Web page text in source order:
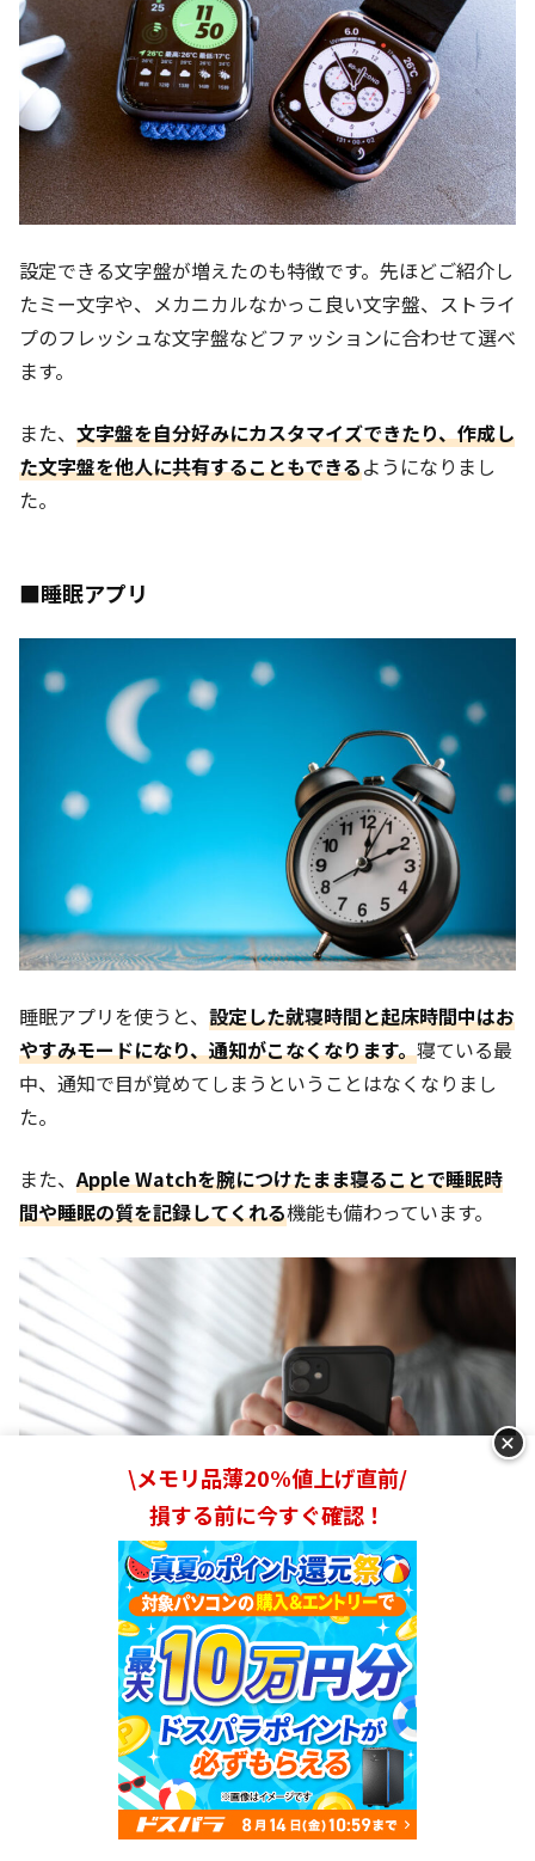
設定できる文字盤が増えたのも特徴です。先ほどご紹介し
たミー文字や、メカニカルなかっこ良い文字盤、ストライ
プのフレッシュな文字盤などファッションに合わせて選べ
ます。
また、 文字盤を自分好みにカスタマイズできたり、作成し
た文字盤を他人に共有することもできるようになりまし
た。
■睡眠アプリ
睡眠アプリを使うと、 設定した就寝時間と起床時間中はお
やすみモードになり、通知がこなくなります。寝ている最
中、通知で目が覚めてしまうということはなくなりまし
た。
また、Apple Watchを腕につけたまま寝ることで睡眠時
間や睡眠の質を記録してくれる機能も備わっています。
睡眠記録はiPhoneで確認できます。「今週あまり寝れて
ないな」「最近寝る時間が遅くなっているな」など、
タを見ることで睡眠に対してしっかり向き合うことができ
+
\メモリ品薄20%値上げ直前/
損する前に今すぐ確認！